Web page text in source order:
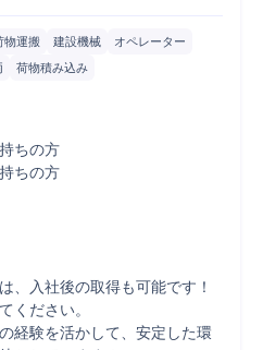
物運搬 建設機械
オペレーター
荷物積み込み
ちの方
ちの方
、入社後の取得も可能です！
ください。
経験を活かして、安定した環